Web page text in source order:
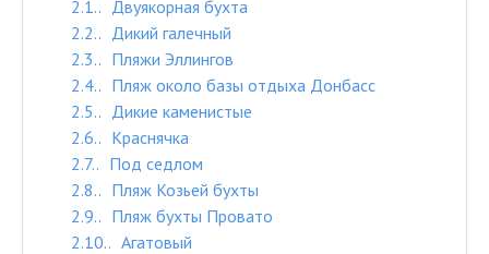
2.1.
Двуякорная бухта
2.2.
Дикий галечный
2.3.
Пляжи Эллингов
2.4.
Пляж около базы отдыха Донбасс
2.5.
Дикие каменистые
2.6.
Краснячка
2.7.
Под седлом
2.8.
Пляж Козьей бухты
2.9.
Пляж бухты Провато
2.10.
Агатовый